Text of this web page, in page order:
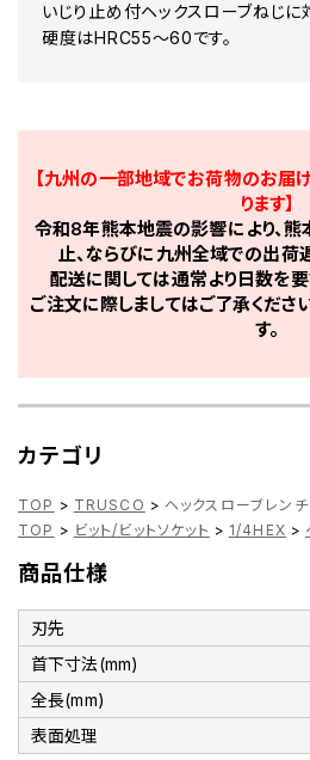
いじり止め付ヘックスローブねじに
硬度はHRC55～60です。
【九州の一部地域でお荷物のお届
ります】
令和8年熊本地震の影響により、
止、ならびに九州全域での出荷
配送に関しては通常より日数を要
ご注文に際しましてはご了承くださ
す。
カテゴリ
TOP > TRUSCO > ヘックスローブレ
TOP > ビット/ビットソケット > 1/4HEX >
商品仕様
刃先
首下寸法(mm)
全長(mm)
表面処理